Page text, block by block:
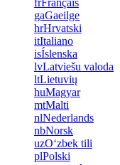
frFrançais
gaGaeilge
hrHrvatski
itItaliano
isÍslenska
lvLatviešu valoda
ltLietuvių
huMagyar
mtMalti
nlNederlands
nbNorsk
uzOʻzbek tili
plPolski